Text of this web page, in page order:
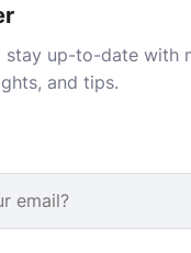
stay up-to-date with
and tips.